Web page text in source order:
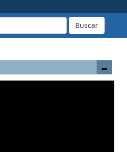
Buscar